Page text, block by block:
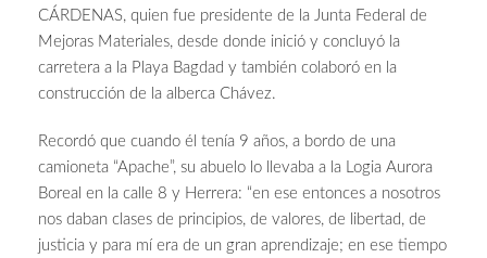
CÁRDENAS, quien fue presidente de la Junta Federal de
Mejoras Materiales, desde donde inició y concluyó la
carretera a la Playa Bagdad y también colaboró en la
construcción de la alberca Chávez.
Recordó que cuando él tenía 9 años, a bordo de una
camioneta “Apache”, su abuelo lo llevaba a la Logia Aurora
Boreal en la calle 8 y Herrera: “en ese entonces a nosotros
nos daban clases de principios, de valores, de libertad, de
justicia y para mí era de un gran aprendizaje; en ese tiempo